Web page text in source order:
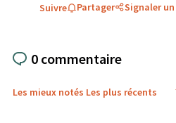
Suivre Partager Signaler
0 commentaire
Les mieux notés Les plus récents